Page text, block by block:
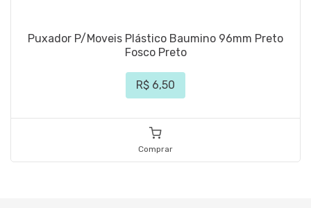
Puxador P/Moveis Plástico Baumino 96mm Preto
Fosco Preto
R$ 6,50
Comprar